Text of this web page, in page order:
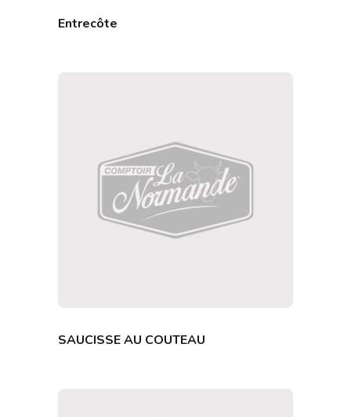
Entrecôte
SAUCISSE AU COUTEAU